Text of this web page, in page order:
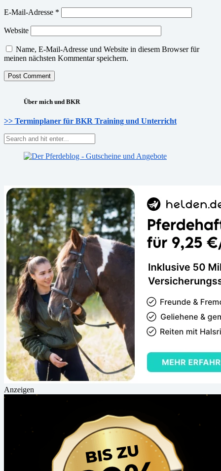
E-Mail-Adresse *
Website
Name, E-Mail-Adresse und Website in diesem Browser für
meinen nächsten Kommentar speichern.
Über mich und BKR
>> Terminplaner für BKR Training und Unterricht
Anzeigen